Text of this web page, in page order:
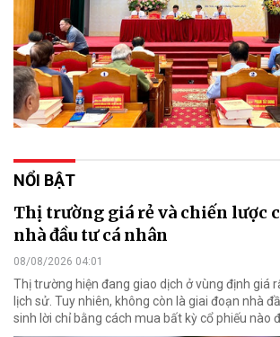
NỔI BẬT
Thị trường giá rẻ và chiến lược
nhà đầu tư cá nhân
08/08/2026 04:01
Thị trường hiện đang giao dịch ở vùng định giá
lịch sử. Tuy nhiên, không còn là giai đoạn nhà
sinh lời chỉ bằng cách mua bất kỳ cổ phiếu nào